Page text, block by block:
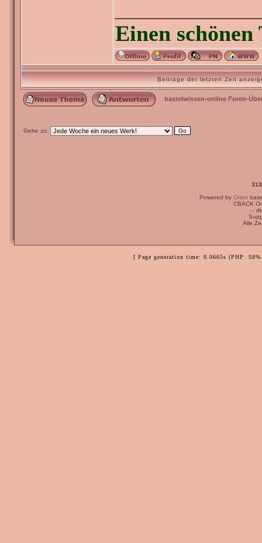
Ich bin der
auf einer
Viele Grüße,
Einen
Beiträge der letzten Zeit
bastelwissen-online Foren-
Gehe zu:
Powered by Orion
CBACK
:-:
Alle
[ Page generation time: 0.0665s (PHP: